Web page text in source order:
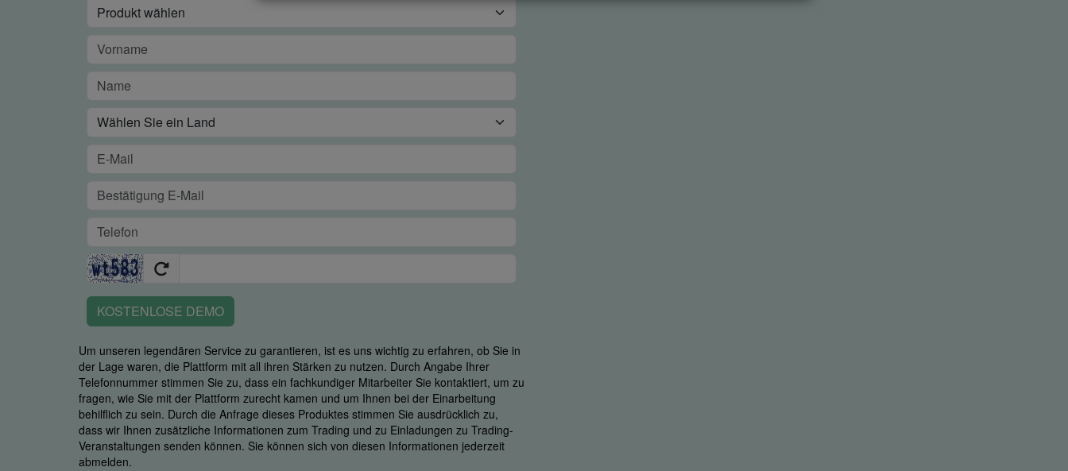
KOSTENLOSE DEMO
Um unseren legendären Service zu garantieren, ist es uns wichtig zu erfahren, ob Sie in
der Lage waren, die Plattform mit all ihren Stärken zu nutzen. Durch Angabe Ihrer
Telefonnummer stimmen Sie zu, dass ein fachkundiger Mitarbeiter Sie kontaktiert, um zu
fragen, wie Sie mit der Plattform zurecht kamen und um Ihnen bei der Einarbeitung
behilflich zu sein. Durch die Anfrage dieses Produktes stimmen Sie ausdrücklich zu,
dass wir Ihnen zusätzliche Informationen zum Trading und zu Einladungen zu Trading-
Veranstaltungen senden können. Sie können sich von diesen Informationen jederzeit
abmelden.